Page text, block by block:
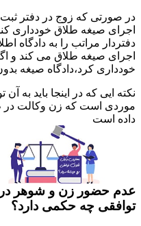
در صورتی که زوج در دفتر
اجرای صیغه طلاق خودداری
دفتردار مراتب را به
اجرای صیغه طلاق می کند و
خودداری کرد،دادگاه صیغه
نکته ایی که در اینجا باید به
موردی است که زن وکالت در
داده است
عدم حضور زن و شوهر در
توافقی چه حکمی دارد؟